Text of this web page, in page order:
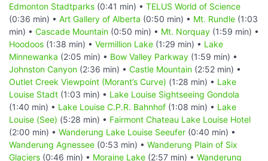
Edmonton Stadtparks (0:41 min) • TELUS World of Science
(0:36 min) • Art Gallery of Alberta (0:50 min) • Mt. Rundle (1:03
min) • Cascade Mountain (0:50 min) • Mt. Norquay (1:59 min) •
Hoodoos (1:38 min) • Vermillion Lake (1:29 min) • Lake
Minnewanka (2:05 min) • Bow Valley Parkway (1:59 min) •
Johnston Canyon (2:36 min) • Castle Mountain (2:52 min) •
Outlet Creek Viewpoint (Morant’s Curve) (1:28 min) • Lake
Louise Stadt (1:03 min) • Lake Louise Sightseeing Gondola
(1:40 min) • Lake Louise C.P.R. Bahnhof (1:08 min) • Lake
Louise (See) (5:28 min) • Fairmont Chateau Lake Louise Hotel
(2:00 min) • Wanderung Lake Louise Seeufer (0:40 min) •
Wanderung Agnessee (0:53 min) • Wanderung Plain of Six
Glaciers (0:46 min) • Moraine Lake (2:57 min) • Wanderung